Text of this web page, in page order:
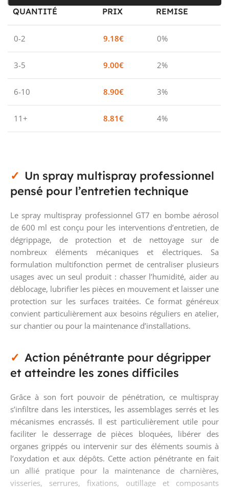
QUANTITÉ PRIX REMISE
0-2 9.18€ 0%
3-5 9.00€ 2%
6-10 8.90€ 3%
11+ 8.81€ 4%
Un spray multispray professionnel
pensé pour l’entretien technique
Le spray multispray professionnel GT7 en bombe aérosol
de 600 ml est conçu pour les interventions d’entretien, de
dégrippage, de protection et de nettoyage sur de
nombreux éléments mécaniques et électriques. Sa
formulation multifonction permet de centraliser plusieurs
usages avec un seul produit : chasser l’humidité, aider au
déblocage, lubrifier les pièces en mouvement et laisser une
protection sur les surfaces traitées. Ce format généreux
convient particulièrement aux besoins réguliers en atelier,
sur chantier ou pour la maintenance d’installations.
Action pénétrante pour dégripper
et atteindre les zones difficiles
Grâce à son fort pouvoir de pénétration, ce multispray
s’infiltre dans les interstices, les assemblages serrés et les
mécanismes encrassés. Il est particulièrement utile pour
faciliter le desserrage de pièces bloquées, libérer des
organes grippés ou intervenir sur des éléments soumis à
l’oxydation et aux dépôts. Cette action pénétrante en fait
un allié pratique pour la maintenance de charnières,
visseries, serrures, fixations, outillage et composants